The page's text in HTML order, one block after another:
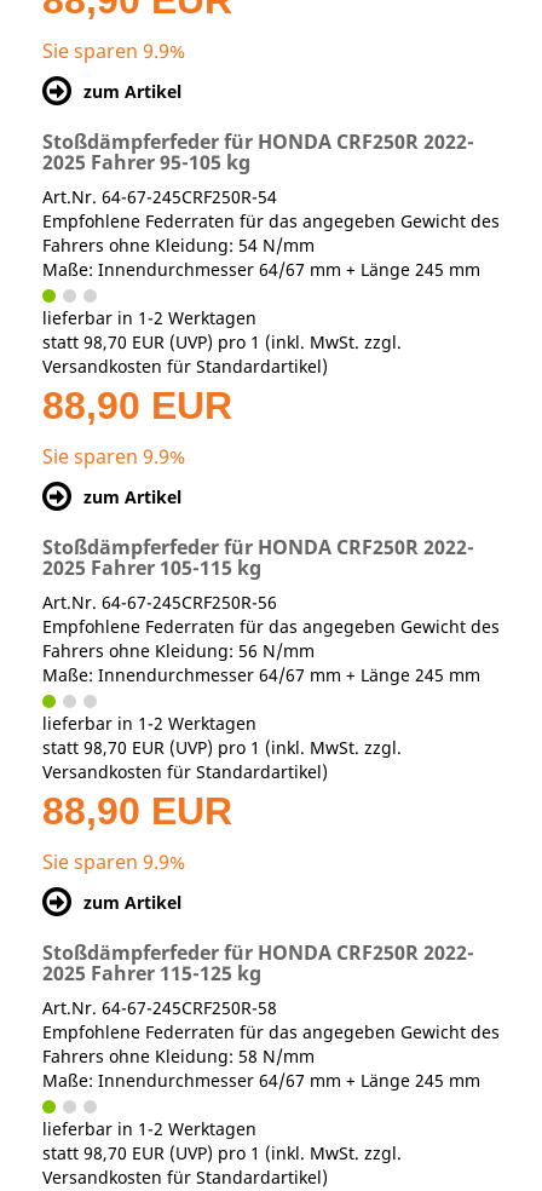
Sie sparen 9.9%
zum Artikel
Stoßdämpferfeder für HONDA CRF250R 2022-
2025 Fahrer 95-105 kg
Art.Nr. 64-67-245CRF250R-54
Empfohlene Federraten für das angegeben Gewicht des
Fahrers ohne Kleidung: 54 N/mm
Maße: Innendurchmesser 64/67 mm + Länge 245 mm
lieferbar in 1-2 Werktagen
statt 98,70 EUR (UVP) pro 1 (inkl. MwSt. zzgl.
Versandkosten für Standardartikel)
88,90 EUR
Sie sparen 9.9%
zum Artikel
Stoßdämpferfeder für HONDA CRF250R 2022-
2025 Fahrer 105-115 kg
Art.Nr. 64-67-245CRF250R-56
Empfohlene Federraten für das angegeben Gewicht des
Fahrers ohne Kleidung: 56 N/mm
Maße: Innendurchmesser 64/67 mm + Länge 245 mm
lieferbar in 1-2 Werktagen
statt 98,70 EUR (UVP) pro 1 (inkl. MwSt. zzgl.
Versandkosten für Standardartikel)
88,90 EUR
Sie sparen 9.9%
zum Artikel
Stoßdämpferfeder für HONDA CRF250R 2022-
2025 Fahrer 115-125 kg
Art.Nr. 64-67-245CRF250R-58
Empfohlene Federraten für das angegeben Gewicht des
Fahrers ohne Kleidung: 58 N/mm
Maße: Innendurchmesser 64/67 mm + Länge 245 mm
lieferbar in 1-2 Werktagen
statt 98,70 EUR (UVP) pro 1 (inkl. MwSt. zzgl.
Versandkosten für Standardartikel)